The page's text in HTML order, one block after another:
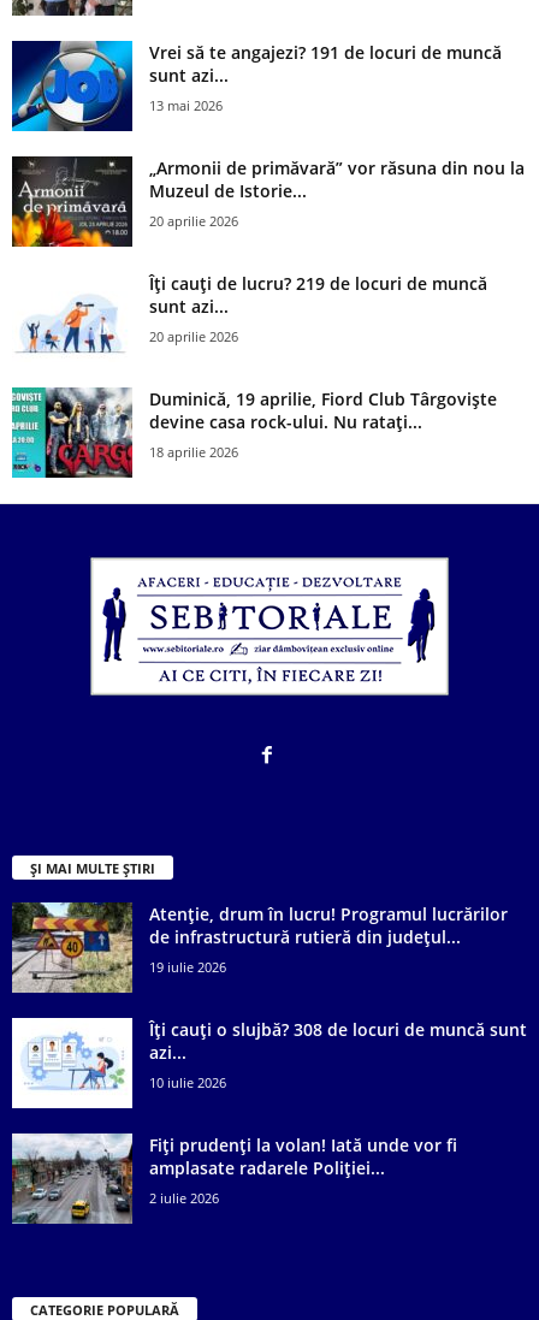
Vrei să te angajezi? 191 de locuri de muncă
sunt azi...
13 mai 2026
„Armonii de primăvară” vor răsuna din nou la
Muzeul de Istorie...
20 aprilie 2026
Îți cauți de lucru? 219 de locuri de muncă
sunt azi...
20 aprilie 2026
Duminică, 19 aprilie, Fiord Club Târgoviște
devine casa rock-ului. Nu ratați...
18 aprilie 2026
ȘI MAI MULTE ȘTIRI
Atenție, drum în lucru! Programul lucrărilor
de infrastructură rutieră din județul...
19 iulie 2026
Îți cauți o slujbă? 308 de locuri de muncă sunt
azi...
10 iulie 2026
Fiți prudenți la volan! Iată unde vor fi
amplasate radarele Poliției...
2 iulie 2026
CATEGORIE POPULARĂ